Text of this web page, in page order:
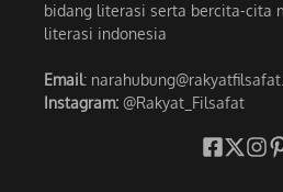
bidang literasi serta bercita-cita
literasi indonesia
Email:
Instagram: @Rakyat_Filsafat